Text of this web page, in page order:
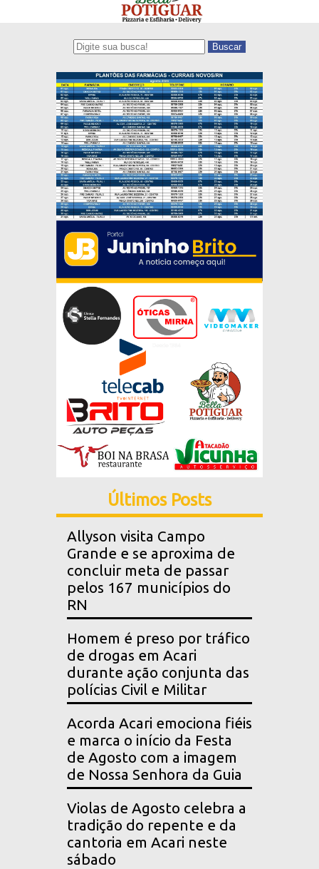
Buscar
Últimos Posts
Allyson visita Campo
Grande e se aproxima de
concluir meta de passar
pelos 167 municípios do
RN
Homem é preso por tráfico
de drogas em Acari
durante ação conjunta das
polícias Civil e Militar
Acorda Acari emociona fiéis
e marca o início da Festa
de Agosto com a imagem
de Nossa Senhora da Guia
Violas de Agosto celebra a
tradição do repente e da
cantoria em Acari neste
sábado